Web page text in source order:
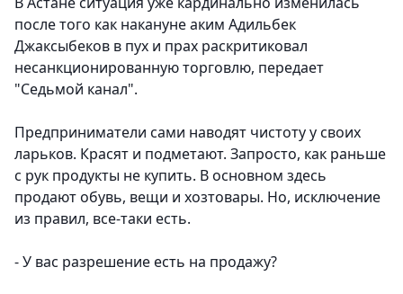
после того как накануне аким Адильбек
Джаксыбеков в пух и прах раскритиковал
несанкционированную торговлю, передает
"Седьмой канал".
Предприниматели сами наводят чистоту у своих
ларьков. Красят и подметают. Запросто, как раньше
с рук продукты не купить. В основном здесь
продают обувь, вещи и хозтовары. Но, исключение
из правил, все-таки есть.
- У вас разрешение есть на продажу?